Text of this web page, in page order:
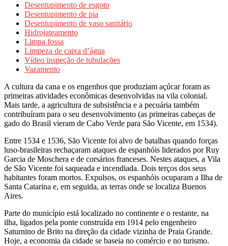
Desentupimento de esgoto
Desentupimento de pia
Desentupimento de vaso sanitário
Hidrojateamento
Limpa fossa
Limpeza de caixa d’água
Vídeo inspeção de tubulações
Vazamento
A cultura da cana e os engenhos que produziam açúcar foram as
primeiras atividades econômicas desenvolvidas na vila colonial.
Mais tarde, a agricultura de subsistência e a pecuária também
contribuíram para o seu desenvolvimento (as primeiras cabeças de
gado do Brasil vieram de Cabo Verde para São Vicente, em 1534).
Entre 1534 e 1536, São Vicente foi alvo de batalhas quando forças
luso-brasileiras rechaçaram ataques de espanhóis liderados por Ruy
Garcia de Moschera e de corsários franceses. Nestes ataques, a Vila
de São Vicente foi saqueada e incendiada. Dois terços dos seus
habitantes foram mortos. Expulsos, os espanhóis ocuparam a Ilha de
Santa Catarina e, em seguida, as terras onde se localiza Buenos
Aires.
Parte do município está localizado no continente e o restante, na
ilha, ligados pela ponte construída em 1914 pelo engenheiro
Saturnino de Brito na direção da cidade vizinha de Praia Grande.
Hoje, a economia da cidade se baseia no comércio e no turismo.